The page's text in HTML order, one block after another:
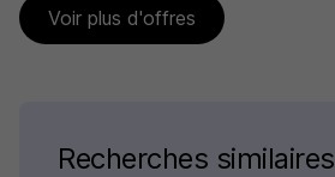
Voir plus d'offres
Recherches similaires